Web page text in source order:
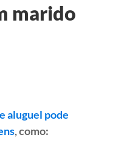
marido
aluguel pode
, como: